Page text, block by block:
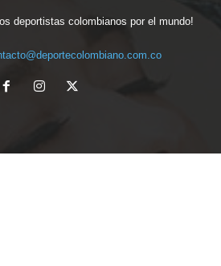
deportistas colombianos por el mundo!